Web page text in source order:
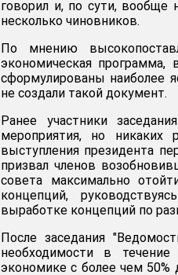
говорил и, по сути, вообще
несколько чиновников.
По мнению
экономическая
сформулированы наиболее
не создали такой документ.
Ранее участники
мероприятия, но
выступления президента
призвал членов
совета максимально
концепций,
выработке концепций по
После заседания
необходимости в
экономике с более чем 50%